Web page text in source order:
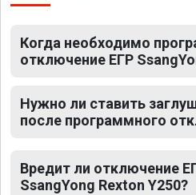
Когда необходимо
отключение ЕГР
Нужно ли ставить
после программного
Вредит ли отключение
SsangYong Rexton Y250?